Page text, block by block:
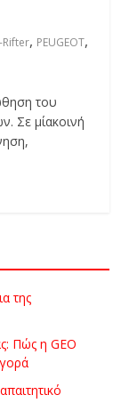
Rifter, PEUGEOT,
του
Σε μίακοινή
της
Πώς η GEO